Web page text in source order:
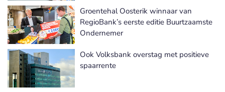
Groentehal Oosterik winnaar van
RegioBank’s eerste editie Buurtzaamste
Ondernemer
Ook Volksbank overstag met positieve
spaarrente